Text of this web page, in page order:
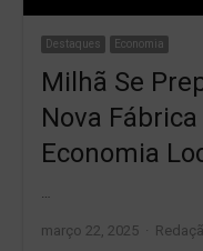
Destaques Economia
Milhã Se
Nova
Economia
…
março 22, 2025 Author